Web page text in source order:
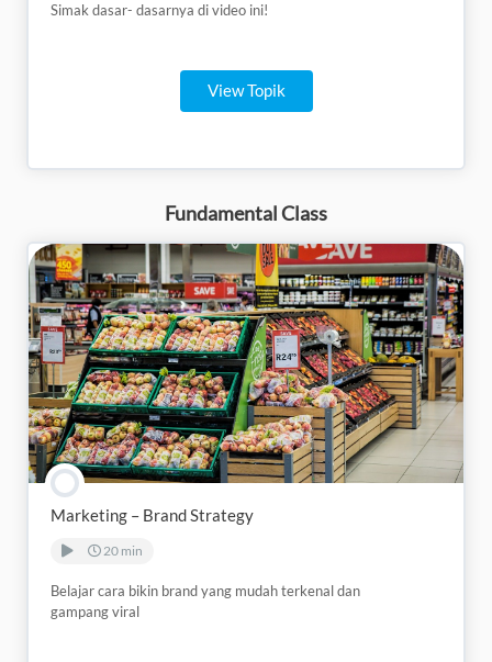
Simak dasar- dasarnya di video ini!
View Topik
Fundamental Class
Marketing – Brand Strategy
20 min
Belajar cara bikin brand yang mudah terkenal dan
gampang viral